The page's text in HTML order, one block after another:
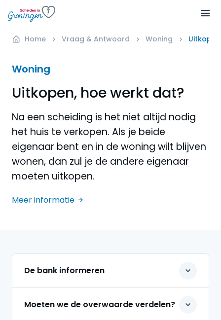
Home Vraag & Antwoord Woning
Woning
Uitkopen, hoe werkt dat?
Na een scheiding is het niet altijd nodig
het huis te verkopen. Als je beide
eigenaar bent en in de woning wilt blijven
wonen, dan zul je de andere eigenaar
moeten uitkopen.
Meer informatie
Gerelateerde zoekopdrachten
De bank informeren
Moeten we de overwaarde verdelen?